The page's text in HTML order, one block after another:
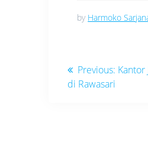
by Harmoko
Navigasi
pos
Previous: Kantor
di Rawasari